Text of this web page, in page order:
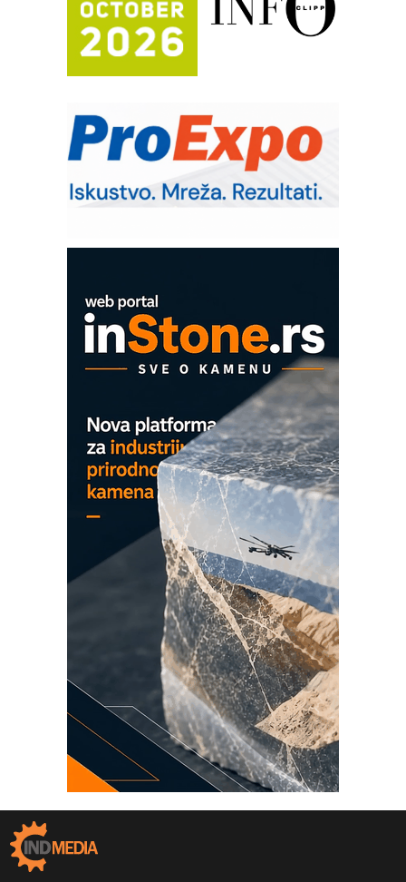
Efikasno upravljanje energijom
Automatizacija pakovanja · Display
(Shelf-Ready) omotnice
Potpuna efikasnost bez složenih
Trajna oznaka kao dugoročna korist
Bezbednost na prvom mestu!
IB BLUMENAUER - više od 40 godina
poverenja u industriji
OBO sistemi mrežastih nosača kablova
Proizvodnja iC7 Hybrid 1500 VDC
mrežnog pretvarača sa tečnim
hlađenjem